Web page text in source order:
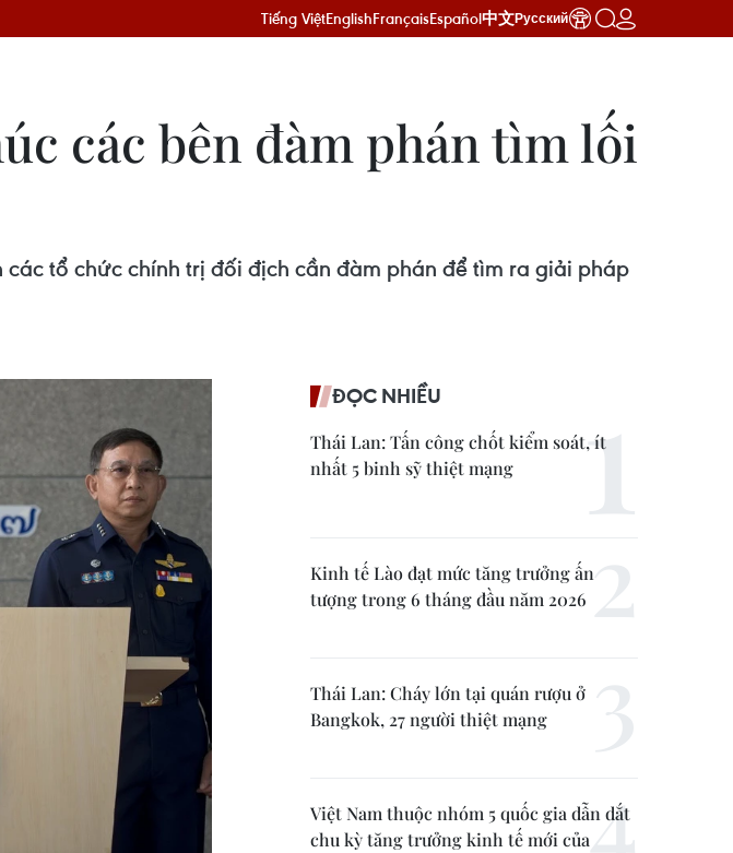
Tiếng ViệtEnglishFrançaisEspañol中文Русский
các bên đàm phán tìm lối
tổ chức chính trị đối địch cần đàm phán để tìm ra giải pháp
ĐỌC NHIỀU
Thái Lan: Tấn công chốt kiểm soát, ít
nhất 5 binh sỹ thiệt mạng
Kinh tế Lào đạt mức tăng trưởng ấn
tượng trong 6 tháng đầu năm 2026
Thái Lan: Cháy lớn tại quán rượu ở
Bangkok, 27 người thiệt mạng
Việt Nam thuộc nhóm 5 quốc gia dẫn dắt
chu kỳ tăng trưởng kinh tế mới của